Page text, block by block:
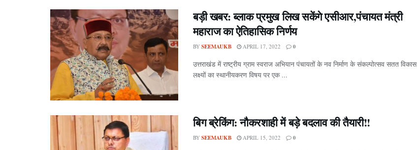
बड़ी खबर: ब्लाक प्रमुख लिख सकेंगे एसीआर,पंचायत मंत्री
महाराज का ऐतिहासिक निर्णय
BY SEEMAUKB APRIL 17, 2022 0
उत्तराखंड में राष्ट्रीय ग्राम स्वराज अभियान पंचायतों के नव निर्माण के संकल्पोत्सव सतत विकास
लक्ष्यों का स्थानीयकरण विषय पर एक ...
बिग ब्रेकिंग: नौकरशाही में बड़े बदलाव की तैयारी!!
BY SEEMAUKB APRIL 15, 2022 0